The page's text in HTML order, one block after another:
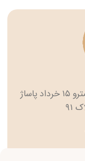
بازار بزرگ تهران چهارراه گلوبندک مترو ۱۵ خرداد پاساژ